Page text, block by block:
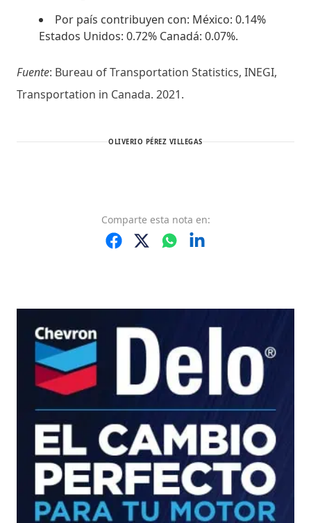
Por país contribuyen con: México: 0.14%
Estados Unidos: 0.72% Canadá: 0.07%.
Fuente: Bureau of Transportation Statistics, INEGI,
Transportation in Canada. 2021.
OLIVERIO PÉREZ VILLEGAS
Comparte esta nota en: